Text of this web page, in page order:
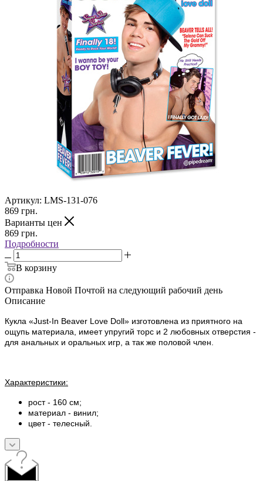
Артикул: LMS-131-076
869 грн.
Варианты цен
869 грн.
Подробности
В корзину
Отправка Новой Почтой на следующий рабочий день
Описание
Кукла «Just-In Beaver Love Doll» изготовлена из приятного на
ощупь материала, имеет упругий торс и 2 любовных отверстия -
для анальных и оральных игр, а так же половой член.
Характеристики:
рост - 160 см;
материал - винил;
цвет - телесный.